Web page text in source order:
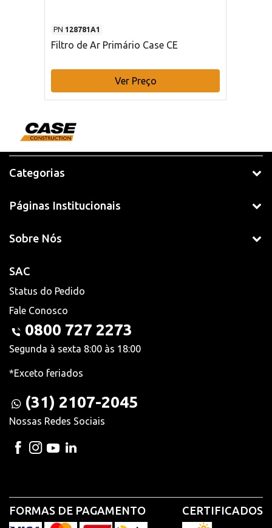
PN 128781A1
Filtro de Ar Primário Case CE
Ver Preço
Categorias
Páginas Institucionais
Sobre Nós
SAC
Status do Pedido
Fale Conosco
0800 727 2273
Segunda à sexta 8:00 às 18:00
*Exceto feriados
(31) 2107-2045
Nossas Redes Sociais
FORMAS DE PAGAMENTO CERTIFICADOS